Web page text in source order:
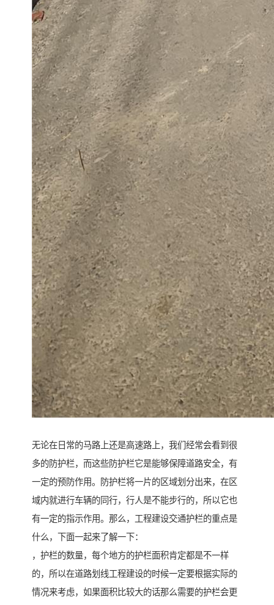
无论在日常的马路上还是高速路上，我们经常会看到很
多的防护栏，而这些防护栏它是能够保障道路安全，有
一定的预防作用。防护栏将一片的区域划分出来，在区
域内就进行车辆的同行，行人是不能步行的，所以它也
有一定的指示作用。那么，工程建设交通护栏的重点是
什么，下面一起来了解一下：
，护栏的数量，每个地方的护栏面积肯定都是不一样
的，所以在道路划线工程建设的时候一定要根据实际的
情况来考虑，如果面积比较大的话那么需要的护栏会更